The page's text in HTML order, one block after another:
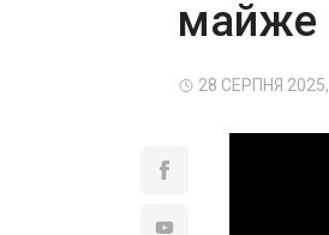
майже
28 СЕРПНЯ